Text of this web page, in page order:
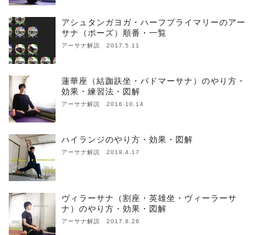
アシュタンガヨガ・ハーフプライマリーのアー
サナ（ポーズ）順番・一覧
アーサナ解説 2017.5.11
蓮華座（結跏趺坐・パドマーサナ）のやり方・
効果・練習法・図解
アーサナ解説 2016.10.14
ハイランジのやり方・効果・図解
アーサナ解説 2019.4.17
ヴィラーサナ（割座・英雄坐・ヴィーラーサ
ナ）のやり方・効果・図解
アーサナ解説 2017.8.26